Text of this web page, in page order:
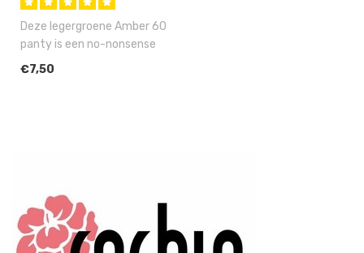
Deze legergroene Amber 60
panty is een no-nonsense
panty met een 60 denier,
€7,50